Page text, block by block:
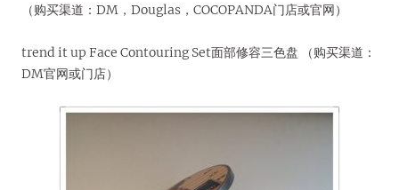
（购买渠道：DM，Douglas，COCOPANDA门店或官网）
trend it up Face Contouring Set面部修容三色盘 （购买渠道：
DM官网或门店）